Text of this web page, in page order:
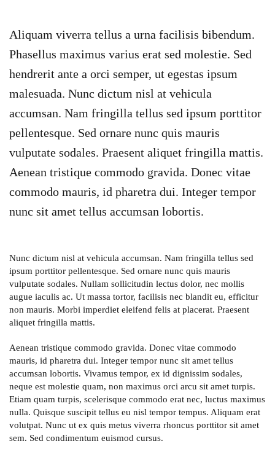
Aliquam viverra tellus a urna facilisis bibendum.
Phasellus maximus varius erat sed molestie. Sed
hendrerit ante a orci semper, ut egestas ipsum
malesuada. Nunc dictum nisl at vehicula
accumsan. Nam fringilla tellus sed ipsum porttitor
pellentesque. Sed ornare nunc quis mauris
vulputate sodales. Praesent aliquet fringilla mattis.
Aenean tristique commodo gravida. Donec vitae
commodo mauris, id pharetra dui. Integer tempor
nunc sit amet tellus accumsan lobortis.
Nunc dictum nisl at vehicula accumsan. Nam fringilla tellus sed
ipsum porttitor pellentesque. Sed ornare nunc quis mauris
vulputate sodales. Nullam sollicitudin lectus dolor, nec mollis
augue iaculis ac. Ut massa tortor, facilisis nec blandit eu, efficitur
non mauris. Morbi imperdiet eleifend felis at placerat. Praesent
aliquet fringilla mattis.
Aenean tristique commodo gravida. Donec vitae commodo
mauris, id pharetra dui. Integer tempor nunc sit amet tellus
accumsan lobortis. Vivamus tempor, ex id dignissim sodales,
neque est molestie quam, non maximus orci arcu sit amet turpis.
Etiam quam turpis, scelerisque commodo erat nec, luctus maximus
nulla. Quisque suscipit tellus eu nisl tempor tempus. Aliquam erat
volutpat. Nunc ut ex quis metus viverra rhoncus porttitor sit amet
sem. Sed condimentum euismod cursus.